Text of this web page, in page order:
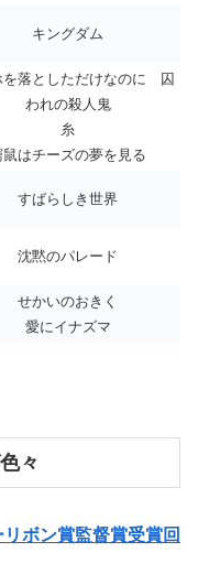
キングダム
を落としただけなのに 囚
われの殺人鬼
糸
鼠はチーズの夢を見る
すばらしき世界
沈黙のパレード
せかいのおきく
愛にイナズマ
々
ボン賞監督賞受賞回